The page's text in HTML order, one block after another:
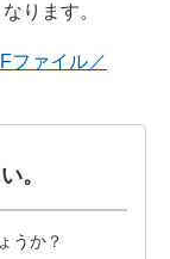
ります。
ファイル／
。
うか？